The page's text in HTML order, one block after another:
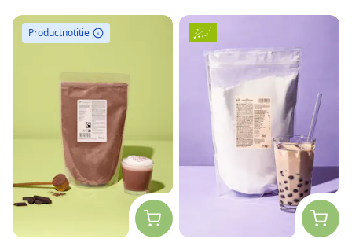
Productnotitie